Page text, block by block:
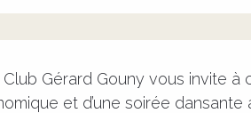
Club Gérard Gouny vous invite à
et d’une soirée